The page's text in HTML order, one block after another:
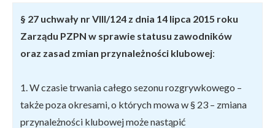
§ 27 uchwały nr VIII/124 z dnia 14 lipca 2015 roku
Zarządu PZPN w sprawie statusu zawodników
oraz zasad zmian przynależności klubowej:
1. W czasie trwania całego sezonu rozgrywkowego –
także poza okresami, o których mowa w § 23 – zmiana
przynależności klubowej może nastąpić